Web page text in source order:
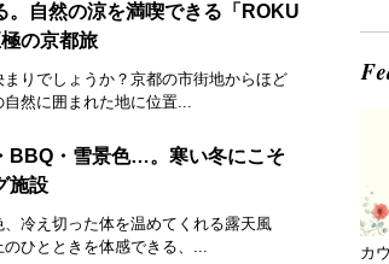
。自然の涼を満喫できる「ROKU
の京都旅
りでしょうか？京都の市街地からほど
然に囲まれた地に位置...
BBQ・雪景色…。寒い冬にこそ
施設
冷え切った体を温めてくれる露天風
ひとときを体感できる、...
カ